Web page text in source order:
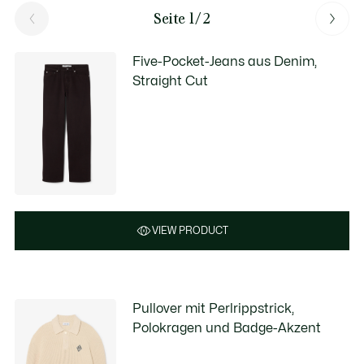
Seite 1/2
Five-Pocket-Jeans aus Denim,
Straight Cut
VIEW PRODUCT
Pullover mit Perlrippstrick,
Polokragen und Badge-Akzent